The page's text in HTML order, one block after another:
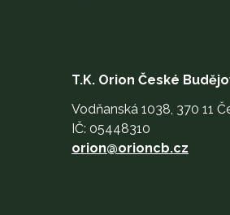
T.K. Orion České
Vodňanská 1038, 370 11
IČ: 05448310
orion@orioncb.cz